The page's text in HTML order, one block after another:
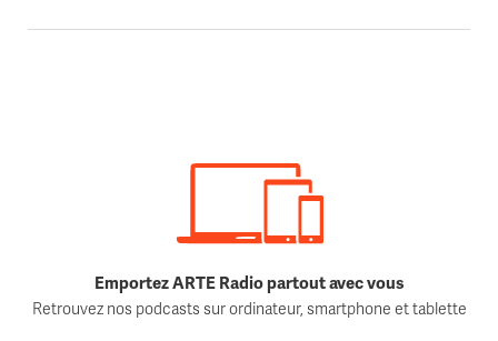
Emportez ARTE Radio partout avec vous
Retrouvez nos podcasts sur ordinateur, smartphone et tablette